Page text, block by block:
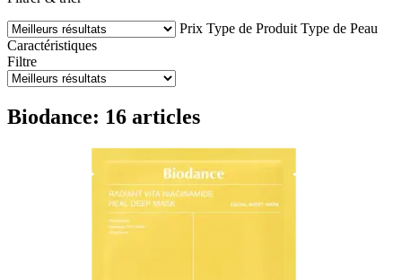
Prix Type de Produit Type de Peau
Caractéristiques
Filtre
Biodance: 16 articles